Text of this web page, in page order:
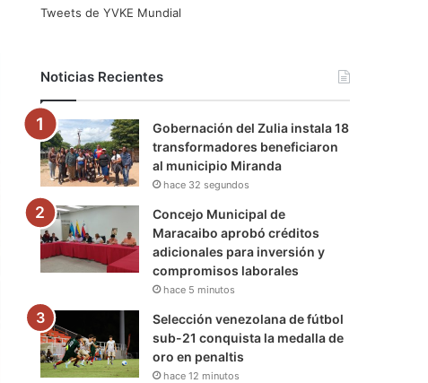
o
k
r
e
r
a
m
a
m
Tweets de YVKE Mundial
Noticias Recientes
Gobernación del Zulia instala 18
transformadores beneficiaron
al municipio Miranda
hace 32 segundos
Concejo Municipal de
Maracaibo aprobó créditos
adicionales para inversión y
compromisos laborales
hace 5 minutos
Selección venezolana de fútbol
sub-21 conquista la medalla de
oro en penaltis
hace 12 minutos